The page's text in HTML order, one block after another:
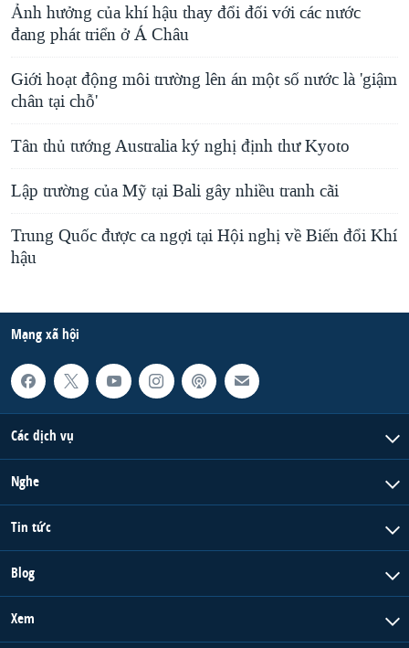
Ảnh hưởng của khí hậu thay đổi đối với các nước
đang phát triển ở Á Châu
Giới hoạt động môi trường lên án một số nước là 'giậm
chân tại chỗ'
Tân thủ tướng Australia ký nghị định thư Kyoto
Lập trường của Mỹ tại Bali gây nhiều tranh cãi
Trung Quốc được ca ngợi tại Hội nghị về Biến đổi Khí
hậu
Mạng xã hội
Các dịch vụ
Nghe
Tin tức
Blog
Xem